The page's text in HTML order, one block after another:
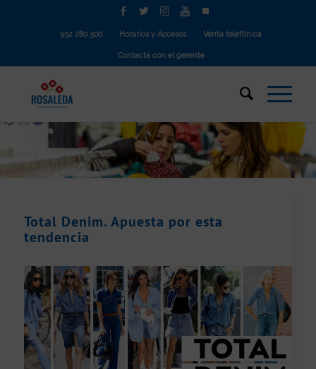
952 280 500 Horarios y Accesos Venta telefónica
Contacta con el gerente
Total Denim. Apuesta por esta
tendencia